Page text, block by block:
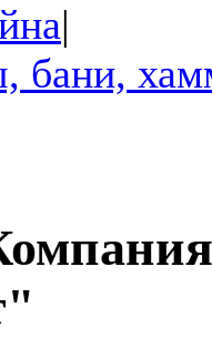
|
бани,